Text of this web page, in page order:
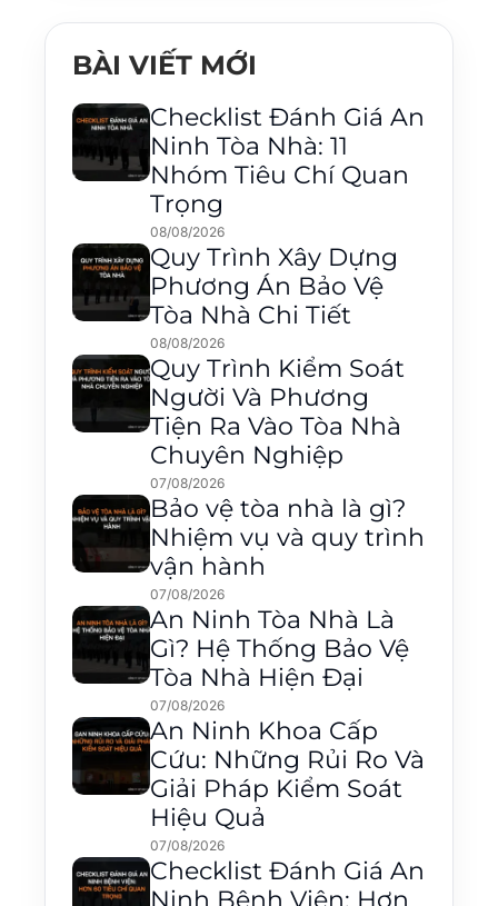
BÀI VIẾT MỚI
Checklist Đánh Giá An
Ninh Tòa Nhà: 11
Nhóm Tiêu Chí Quan
Trọng
08/08/2026
Quy Trình Xây Dựng
Phương Án Bảo Vệ
Tòa Nhà Chi Tiết
08/08/2026
Quy Trình Kiểm Soát
Người Và Phương
Tiện Ra Vào Tòa Nhà
Chuyên Nghiệp
07/08/2026
Bảo vệ tòa nhà là gì?
Nhiệm vụ và quy trình
vận hành
07/08/2026
An Ninh Tòa Nhà Là
Gì? Hệ Thống Bảo Vệ
Tòa Nhà Hiện Đại
07/08/2026
An Ninh Khoa Cấp
Cứu: Những Rủi Ro Và
Giải Pháp Kiểm Soát
Hiệu Quả
07/08/2026
Checklist Đánh Giá An
Ninh Bệnh Viện: Hơn